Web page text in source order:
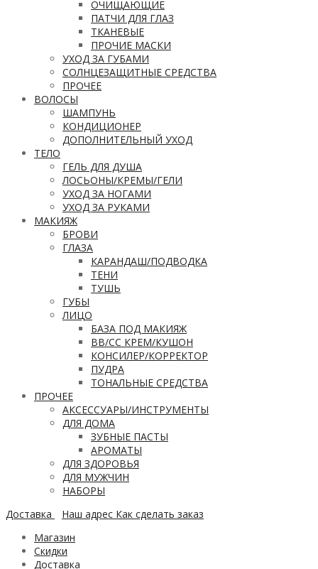
ОЧИЩАЮЩИЕ
ПАТЧИ ДЛЯ ГЛАЗ
ТКАНЕВЫЕ
ПРОЧИЕ МАСКИ
УХОД ЗА ГУБАМИ
СОЛНЦЕЗАЩИТНЫЕ СРЕДСТВА
ПРОЧЕЕ
ВОЛОСЫ
ШАМПУНЬ
КОНДИЦИОНЕР
ДОПОЛНИТЕЛЬНЫЙ УХОД
ТЕЛО
ГЕЛЬ ДЛЯ ДУША
ЛОСЬОНЫ/КРЕМЫ/ГЕЛИ
УХОД ЗА НОГАМИ
УХОД ЗА РУКАМИ
МАКИЯЖ
БРОВИ
ГЛАЗА
КАРАНДАШ/ПОДВОДКА
ТЕНИ
ТУШЬ
ГУБЫ
ЛИЦО
БАЗА ПОД МАКИЯЖ
ВВ/CC КРЕМ/КУШОН
КОНСИЛЕР/КОРРЕКТОР
ПУДРА
ТОНАЛЬНЫЕ СРЕДСТВА
ПРОЧЕЕ
АКСЕССУАРЫ/ИНСТРУМЕНТЫ
ДЛЯ ДОМА
ЗУБНЫЕ ПАСТЫ
АРОМАТЫ
ДЛЯ ЗДОРОВЬЯ
ДЛЯ МУЖЧИН
НАБОРЫ
Доставка
Наш адрес Как сделать заказ
Магазин
Скидки
Доставка